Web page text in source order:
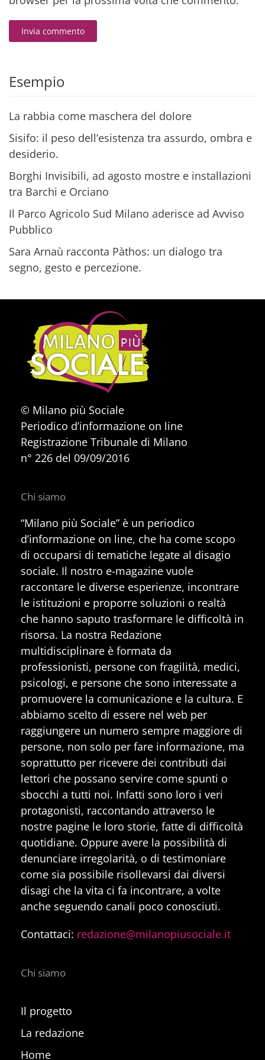
Invia commento
Esempio
La rabbia come maschera del dolore
Sisifo: il peso dell’esistenza tra assurdo, ombra e
desiderio.
Borghi Invisibili, ad agosto mostre e installazioni
tra Barchi e Orciano
Il Parco Agricolo Sud Milano aderisce ad Avviso
Pubblico
Sara Arnaù racconta Pàthos: un dialogo tra
segno, gesto e percezione.
© Milano più Sociale
Periodico d’informazione on line
Registrazione Tribunale di Milano
n° 226 del 09/09/2016
Chi siamo
“Milano più Sociale” è un periodico
d’informazione on line, che ha come scopo
di occuparsi di tematiche legate al disagio
sociale. Il nostro e-magazine vuole
raccontare le diverse esperienze, incontrare
le istituzioni e proporre soluzioni o realtà
che hanno saputo trasformare le difficoltà in
risorsa. La nostra Redazione
multidisciplinare è formata da
professionisti, persone con fragilità, medici,
psicologi, e persone che sono interessate a
promuovere la comunicazione e la cultura. E
abbiamo scelto di essere nel web per
raggiungere un numero sempre maggiore di
persone, non solo per fare informazione, ma
soprattutto per ricevere dei contributi dai
lettori che possano servire come spunti o
sbocchi a tutti noi. Infatti sono loro i veri
protagonisti, raccontando attraverso le
nostre pagine le loro storie, fatte di difficoltà
quotidiane. Oppure avere la possibilità di
denunciare irregolarità, o di testimoniare
come sia possibile risollevarsi dai diversi
disagi che la vita ci fa incontrare, a volte
anche seguendo canali poco conosciuti.
Contattaci: redazione@milanopiusociale.it
Chi siamo
Il progetto
La redazione
Home